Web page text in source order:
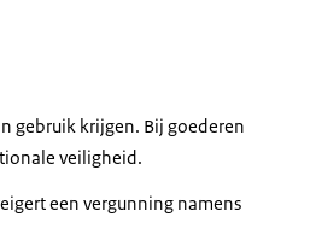
gebruik krijgen. Bij goederen
veiligheid.
een vergunning namens